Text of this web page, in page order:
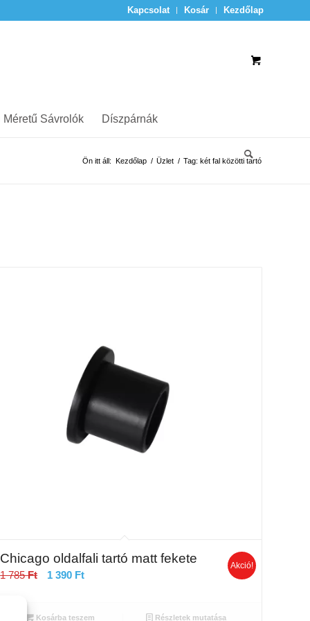
Kapcsolat Kosár Kezdőlap
Méretű Sávrolók Díszpárnák
Ön itt áll: Kezdőlap / Üzlet / Tag: két fal közötti tartó
Chicago oldalfali tartó matt fekete
1 785Ft
Original
1 390 FtCurrent
Akció!
Kosárba teszem Részletek mutatása